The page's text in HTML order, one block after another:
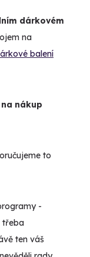
dárkovém
na
balení
nákup
to
-
třeba
ten váš